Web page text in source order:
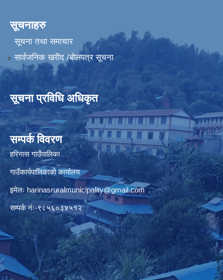
सूचनाहरु
सूचना तथा समाचार
सार्वजनिक खरीद /बोलपत्र सूचना
सूचना प्रविधि अधिकृत
सम्पर्क विवरण
हरिनास गाउँपालिका
गाउँकार्यपालिकाको कार्यालय
इमेलः harinasruralmunicipality@gmail.com
सम्पर्क नंः-९८५६०३४५१२